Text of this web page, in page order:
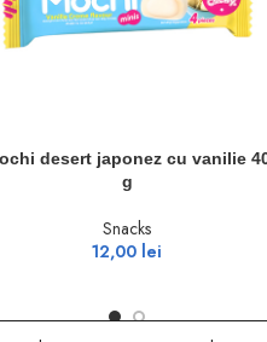
ÎN COȘ
desert japonez cu vanilie
g
Snacks
12,00 lei